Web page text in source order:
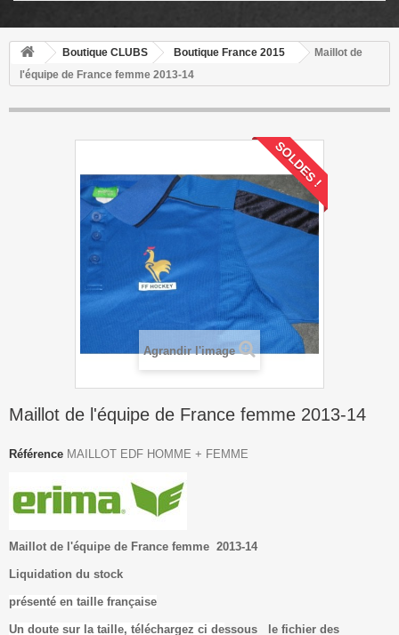
Boutique CLUBS Boutique France 2015
Maillot de
l'équipe de France femme 2013-14
SOLDES !
Agrandir l'image
Maillot de l'équipe de France femme 2013-14
Référence MAILLOT EDF HOMME + FEMME
Maillot de l'équipe de France femme 2013-14
Liquidation du stock
présenté en taille française
Un doute sur la taille, téléchargez ci dessous le fichier des